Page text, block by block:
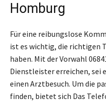
Homburg
Für eine reibungslose
ist es wichtig, die richtigen
haben. Mit der Vorwahl
Dienstleister erreichen, sei
einen Arztbesuch. Um die
finden, bietet sich Das